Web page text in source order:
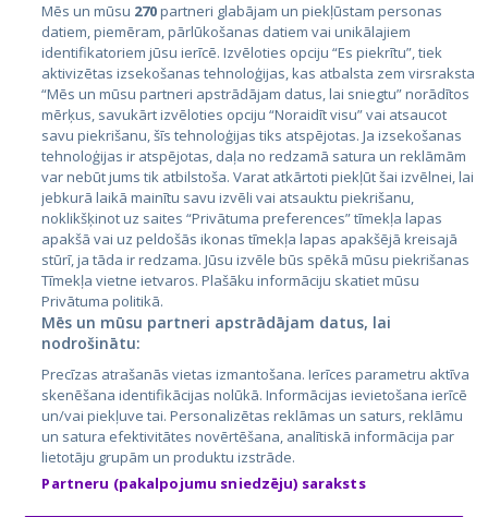
Страны
Эстония
Латвия
Литва
City24.lv
City24.ee
GetaPro.lv
GetaPro.ee
Skelbiu.lt
Autoplius.lt
CVbankas.lt
Kainos.lt
Paslaugos.lt
auto24.ee
Osta.ee
Mēs un mūsu 270partneri glabājam un piekļūstam personas
datiem, piemēram, pārlūkošanas datiem vai unikālajiem
identifikatoriem jūsu ierīcē. Izvēloties opciju “Es piekrītu”, tiek
aktivizētas izsekošanas tehnoloģijas, kas atbalsta zem virsraksta
“Mēs un mūsu partneri apstrādājam datus, lai sniegtu” norādītos
mērķus, savukārt izvēloties opciju “Noraidīt visu” vai atsaucot
savu piekrišanu, šīs tehnoloģijas tiks atspējotas. Ja izsekošanas
tehnoloģijas ir atspējotas, daļa no redzamā satura un reklāmām
var nebūt jums tik atbilstoša. Varat atkārtoti piekļūt šai izvēlnei, lai
jebkurā laikā mainītu savu izvēli vai atsauktu piekrišanu,
noklikšķinot uz saites “Privātuma preferences” tīmekļa lapas
apakšā vai uz peldošās ikonas tīmekļa lapas apakšējā kreisajā
stūrī, ja tāda ir redzama. Jūsu izvēle būs spēkā mūsu piekrišanas
Tīmekļa vietne ietvaros. Plašāku informāciju skatiet mūsu
Privātuma politikā.
Mēs un mūsu partneri apstrādājam datus, lai
nodrošinātu:
Precīzas atrašanās vietas izmantošana. Ierīces parametru aktīva
skenēšana identifikācijas nolūkā. Informācijas ievietošana ierīcē
un/vai piekļuve tai. Personalizētas reklāmas un saturs, reklāmu
un satura efektivitātes novērtēšana, analītiskā informācija par
lietotāju grupām un produktu izstrāde.
Partneru (pakalpojumu sniedzēju) saraksts